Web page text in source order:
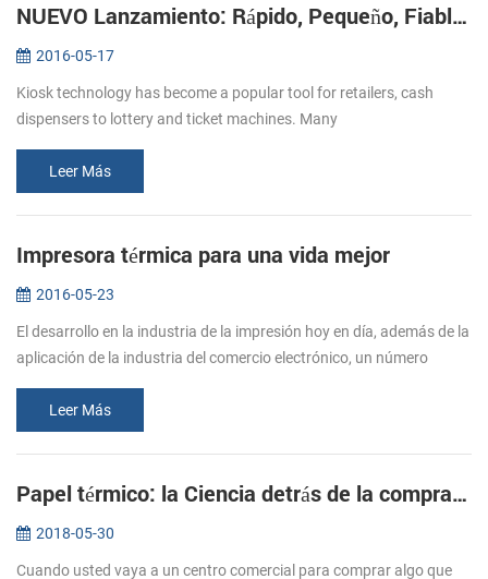
NUEVO Lanzamiento: Rápido, Pequeño, Fiable Impresoras de Kiosco KP-220
2016-05-17
Kiosk technology has become a popular tool for retailers, cash
dispensers to lottery and ticket machines. Many
make their customers’ e...
Leer Más
Impresora térmica para una vida mejor
2016-05-23
El desarrollo en la industria de la impresión hoy en día, además de la
aplicación de la industria del comercio electrónico, un número
Leer Más
Papel térmico: la Ciencia detrás de la compra de entradas
2018-05-30
Cuando usted vaya a un centro comercial para comprar algo que